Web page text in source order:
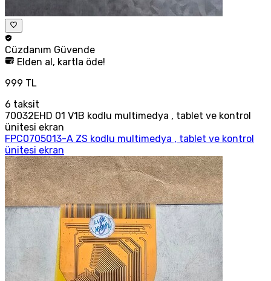
Cüzdanım Güvende
Elden al, kartla öde!
999 TL
6 taksit
70032EHD 01 V1B kodlu multimedya , tablet ve kontrol
ünitesi ekran
FPC0705013-A ZS kodlu multimedya , tablet ve kontrol
ünitesi ekran